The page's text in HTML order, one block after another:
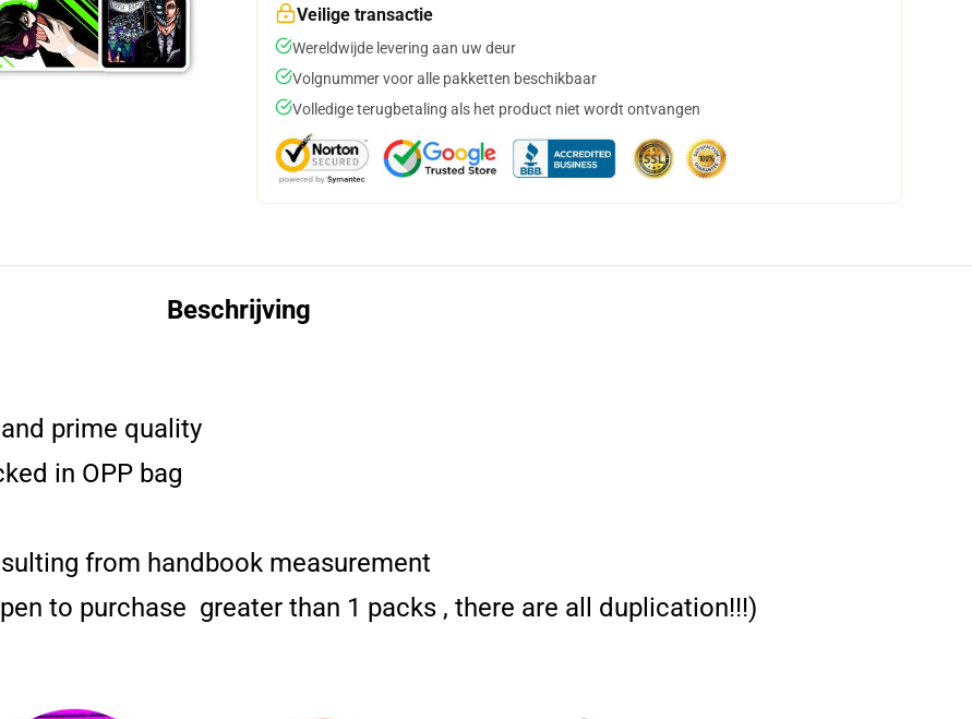
Veilige transactie
Wereldwijde levering aan uw deur
Volgnummer voor alle pakketten beschikbaar
Volledige terugbetaling als het product niet wordt ontvangen
Beschrijving
prime quality
in OPP bag
from handbook measurement
to purchase greater than 1 packs , there are all duplication!!!)